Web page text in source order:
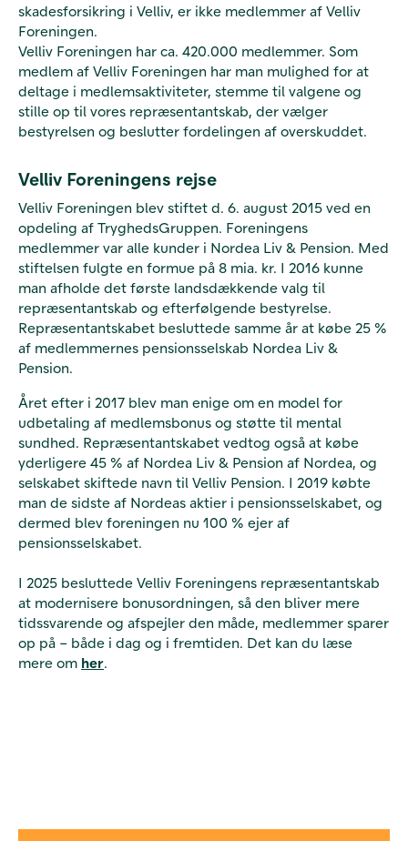
skadesforsikring i Velliv, er ikke medlemmer af Velliv
Foreningen.
Velliv Foreningen har ca. 420.000 medlemmer. Som
medlem af Velliv Foreningen har man mulighed for at
deltage i medlemsaktiviteter, stemme til valgene og
stille op til vores repræsentantskab, der vælger
bestyrelsen og beslutter fordelingen af overskuddet.
Velliv Foreningens rejse
Velliv Foreningen blev stiftet d. 6. august 2015 ved en
opdeling af TryghedsGruppen. Foreningens
medlemmer var alle kunder i Nordea Liv & Pension. Med
stiftelsen fulgte en formue på 8 mia. kr. I 2016 kunne
man afholde det første landsdækkende valg til
repræsentantskab og efterfølgende bestyrelse.
Repræsentantskabet besluttede samme år at købe 25 %
af medlemmernes pensionsselskab Nordea Liv &
Pension.
Året efter i 2017 blev man enige om en model for
udbetaling af medlemsbonus og støtte til mental
sundhed. Repræsentantskabet vedtog også at købe
yderligere 45 % af Nordea Liv & Pension af Nordea, og
selskabet skiftede navn til Velliv Pension. I 2019 købte
man de sidste af Nordeas aktier i pensionsselskabet, og
dermed blev foreningen nu 100 % ejer af
pensionsselskabet.
I 2025 besluttede Velliv Foreningens repræsentantskab
at modernisere bonusordningen, så den bliver mere
tidssvarende og afspejler den måde, medlemmer sparer
op på – både i dag og i fremtiden. Det kan du læse
mere om her.